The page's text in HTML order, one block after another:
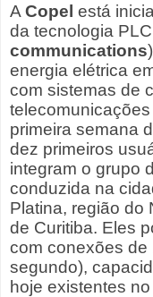
A Copel está
da tecnologia
communications
energia elétrica
com sistemas de
primeira semana
dez primeiros
integram o grupo
conduzida na
Platina, região do
de Curitiba. Eles
com conexões de
segundo),
hoje existentes